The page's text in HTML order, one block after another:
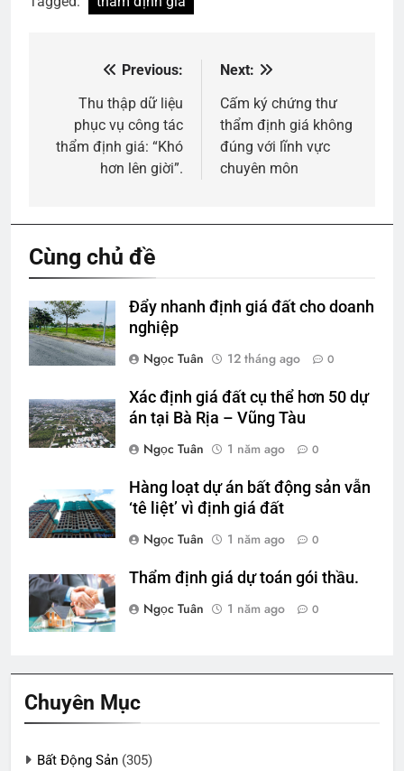
hướng
bài
Previous:
Thu thập dữ liệu
phục vụ công tác
thẩm định giá: “Khó
hơn lên giời”.
Next:
Cấm ký chứng thư
thẩm định giá không
đúng với lĩnh vực
chuyên môn
Cùng chủ đề
Đẩy nhanh định giá đất cho doanh
nghiệp
Ngọc Tuân
12 tháng ago 0
Xác định giá đất cụ thể hơn 50 dự
án tại Bà Rịa – Vũng Tàu
Ngọc Tuân
1 năm ago 0
Hàng loạt dự án bất động sản vẫn
‘tê liệt’ vì định giá đất
Ngọc Tuân
1 năm ago 0
Thẩm định giá dự toán gói thầu.
Ngọc Tuân
1 năm ago 0
Chuyên Mục
Bất Động Sản (305)